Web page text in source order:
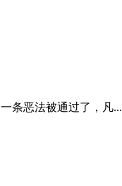
条恶法被通过了，凡...